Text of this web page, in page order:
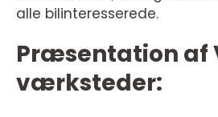
alle bilinteresserede.
Præsentation af
værksteder: